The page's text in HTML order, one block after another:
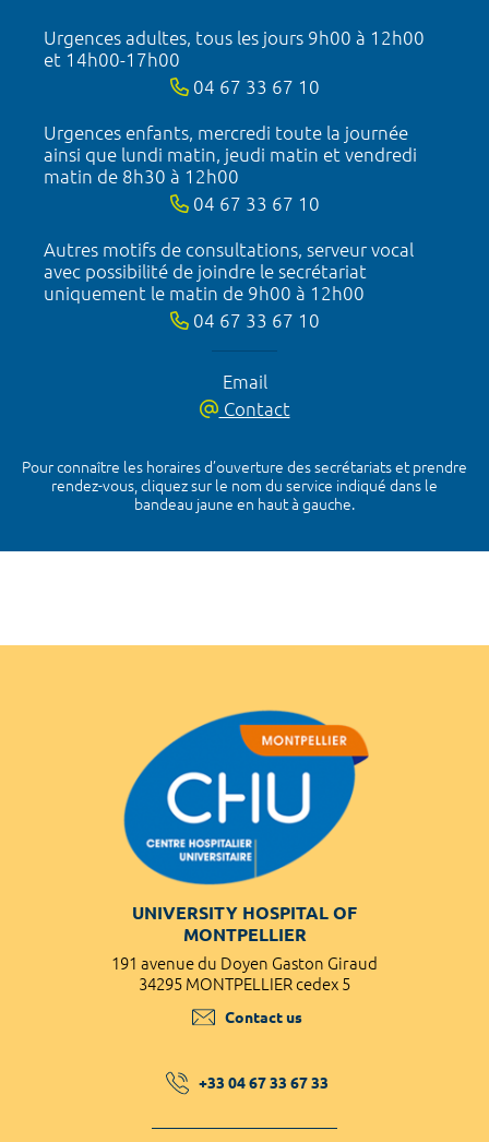
Urgences adultes, tous les jours 9h00 à 12h00
et 14h00-17h00
04 67 33 67 10
Urgences enfants, mercredi toute la journée
ainsi que lundi matin, jeudi matin et vendredi
matin de 8h30 à 12h00
04 67 33 67 10
Autres motifs de consultations, serveur vocal
avec possibilité de joindre le secrétariat
uniquement le matin de 9h00 à 12h00
04 67 33 67 10
Email
Contact
Pour connaître les horaires d’ouverture des secrétariats et prendre
rendez-vous, cliquez sur le nom du service indiqué dans le
bandeau jaune en haut à gauche.
UNIVERSITY HOSPITAL OF
MONTPELLIER
191 avenue du Doyen Gaston Giraud
34295 MONTPELLIER cedex 5
Contact us
+33 04 67 33 67 33